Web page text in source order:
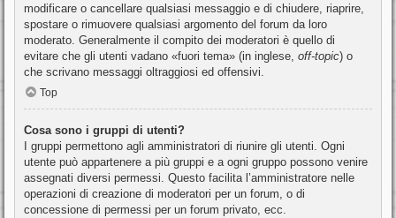
modificare o cancellare qualsiasi messaggio e di chiudere, riaprire,
spostare o rimuovere qualsiasi argomento del forum da loro
moderato. Generalmente il compito dei moderatori è quello di
evitare che gli utenti vadano «fuori tema» (in inglese, off-topic) o
che scrivano messaggi oltraggiosi ed offensivi.
Top
Cosa sono i gruppi di utenti?
I gruppi permettono agli amministratori di riunire gli utenti. Ogni
utente può appartenere a più gruppi e a ogni gruppo possono venire
assegnati diversi permessi. Questo facilita l’amministratore nelle
operazioni di creazione di moderatori per un forum, o di
concessione di permessi per un forum privato, ecc.